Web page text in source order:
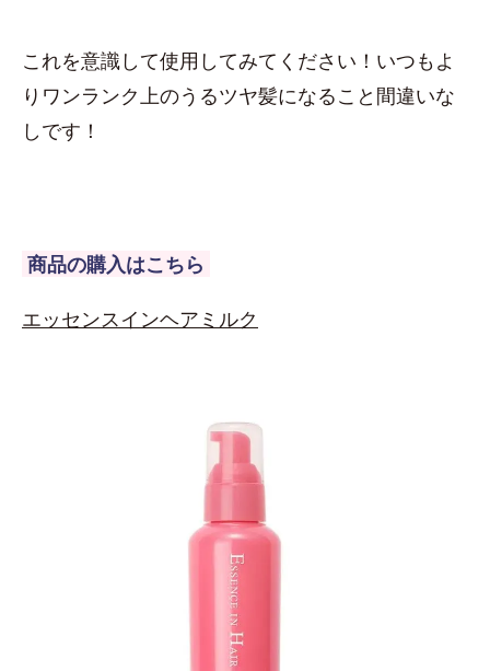
これを意識して使用してみてください！いつもよ
りワンランク上のうるツヤ髪になること間違いな
しです！
商品の購入はこちら
エッセンスインヘアミルク